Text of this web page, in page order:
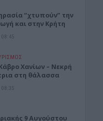
“χτυπούν” την
και στην Κρήτη
Χανίων – Νεκρή
στη θάλασσα
9 Αυγούστου